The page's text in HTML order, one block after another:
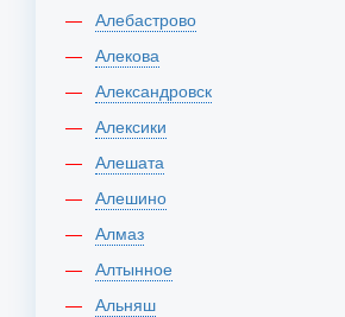
Алебастрово
Алекова
Александровск
Алексики
Алешата
Алешино
Алмаз
Алтынное
Альняш